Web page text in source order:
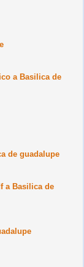
a Basilica de
de guadalupe
a Basilica de